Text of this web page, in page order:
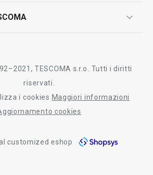
TESCOMA s.r.o. Tutti i diritti
riservati.
i cookies Maggiori informazioni
cookies
customized eshop